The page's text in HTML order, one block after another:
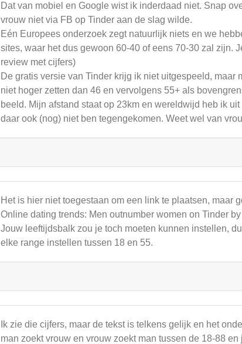
Dat van mobiel en Google wist ik inderdaad niet. Snap
vrouw niet via FB op Tinder aan de slag wilde.
Eén Europees onderzoek zegt natuurlijk niets en we
sites, waar het dus gewoon 60-40 of eens 70-30 zal zijn.
review met cijfers)
De gratis versie van Tinder krijg ik niet uitgespeeld,
niet hoger zetten dan 46 en vervolgens 55+ als
beeld. Mijn afstand staat op 23km en wereldwijd heb ik
daar ook (nog) niet ben tegengekomen. Weet wel van
Het is hier niet toegestaan om een link te plaatsen, maar
Online dating trends: Men outnumber women on Tinder by
Jouw leeftijdsbalk zou je toch moeten kunnen instellen,
elke range instellen tussen 18 en 55.
Ik zie die cijfers, maar de tekst is telkens gelijk en het
man zoekt vrouw en vrouw zoekt man tussen de 18-88